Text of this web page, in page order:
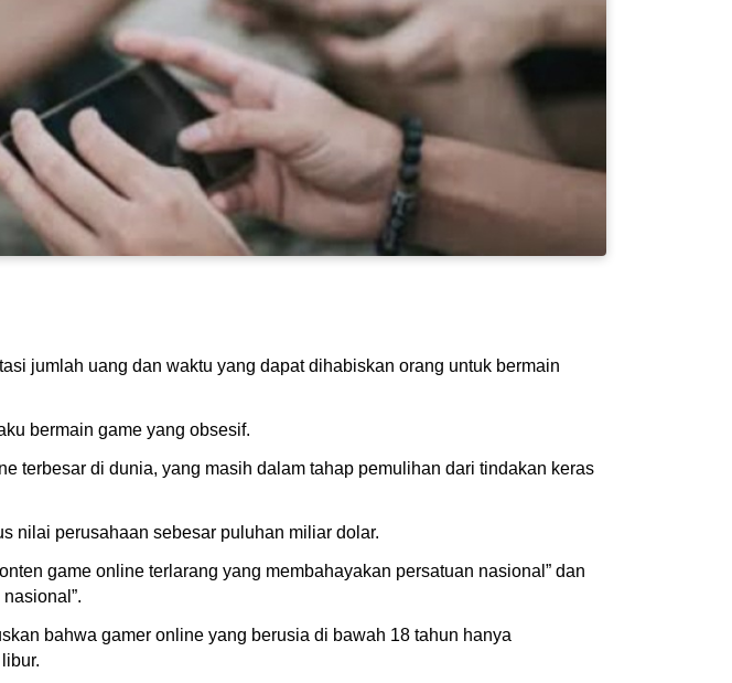
jumlah uang dan waktu yang dapat dihabiskan orang untuk bermain
bermain game yang obsesif.
terbesar di dunia, yang masih dalam tahap pemulihan dari tindakan keras
nilai perusahaan sebesar puluhan miliar dolar.
game online terlarang yang membahayakan persatuan nasional” dan
bahwa gamer online yang berusia di bawah 18 tahun hanya